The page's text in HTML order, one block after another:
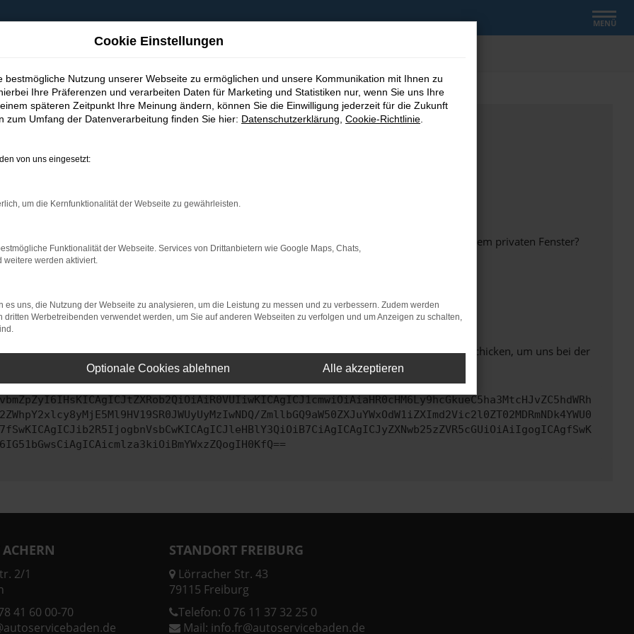
MENÜ
bestimmter Seiten verhindern. Funktioniert die Seite in einem anderen Browser oder in einem privaten Fenster?
beheben.
auf dem neuesten Stand sind.
kann auch dazu führen, dass bestimmte Funktionen nicht mehr unterstützt werden.
uns bitte. Wir werden versuchen, das Problem zu beheben. Du kannst uns diesen Text schicken, um uns bei der
ZmllbGQ9aW50ZXJuYWxOdW1iZXImd2Vic2l0ZT02MDRmNDk4YWU0
2/1
41 60 00-70
STANDORT FREIBURG
Lörracher Str. 43
79115 Freiburg
Telefon: 0 76 11 37 32 25 0
Mail: info.fr@autoservicebaden.de
Cookie Einstellungen
bestmögliche Nutzung unserer Webseite zu ermöglichen und unsere Kommunikation mit Ihnen zu
Ihre Präferenzen und verarbeiten Daten für Marketing und Statistiken nur, wenn Sie uns Ihre
späteren Zeitpunkt Ihre Meinung ändern, können Sie die Einwilligung jederzeit für die Zukunft
zum Umfang der Datenverarbeitung finden Sie hier: Datenschutzerklärung Cookie-Richtlinie
von uns eingesetzt:
um die Kernfunktionalität der Webseite zu gewährleisten.
Funktionalität der Webseite. Services von Drittanbietern wie Google Maps, Chats,
weitere werden aktiviert.
es uns, die Nutzung der Webseite zu analysieren, um die Leistung zu messen und zu verbessern. Zudem werden
dritten Werbetreibenden verwendet werden, um Sie auf anderen Webseiten zu verfolgen und um Anzeigen zu schalten,
Optionale Cookies ablehnen Alle akzeptieren